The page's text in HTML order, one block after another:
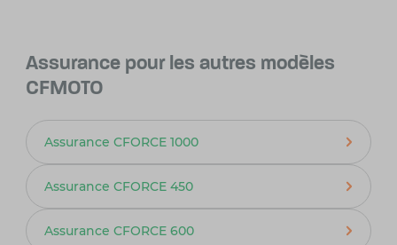
Assurance pour les autres modèles
CFMOTO
Assurance CFORCE 1000
Assurance CFORCE 450
Assurance CFORCE 600